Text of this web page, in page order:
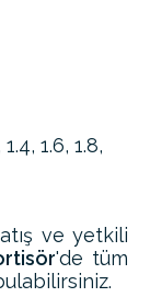
1.6, 1.8,
ve yetkili
'de tüm